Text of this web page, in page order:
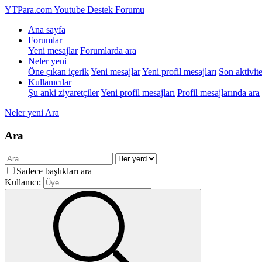
YTPara.comYoutube Destek Forumu
Ana sayfa
Forumlar
Yeni mesajlar Forumlarda ara
Neler yeni
Öne çıkan içerikYeni mesajlarYeni profil mesajları Son
Kullanıcılar
Şu anki ziyaretçilerYeni profil mesajları Profil mesajlarında ara
Neler yeni Ara
Ara
Sadece başlıkları ara
Kullanıcı: